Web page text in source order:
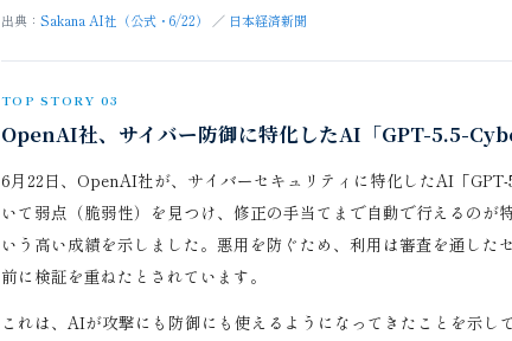
出典： Sakana AI社（公式・6/22） ／ 日本経済新聞
TOP STORY 03
OpenAI社、サイバー防御に特化したAI「GPT-5.5-
6月22日、OpenAI社が、サイバーセキュリティに特化したAI「
いて弱点（脆弱性）を見つけ、修正の手当てまで自動で行えるの
いう高い成績を示しました。悪用を防ぐため、利用は審査を通し
前に検証を重ねたとされています。
これは、AIが攻撃にも防御にも使えるようになってきたことを示